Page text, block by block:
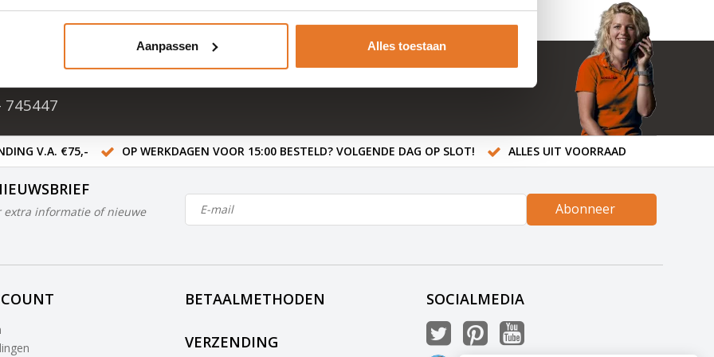
Aanpassen Alles toestaan
in NL & BE
745447
V.A. €75,- OP WERKDAGEN VOOR 15:00 BESTELD? VOLGENDE DAG OP SLOT! ALLES UIT VOORRAAD
extra informatie of nieuwe
Abonneer
BETAALMETHODEN
VERZENDING
SOCIALMEDIA